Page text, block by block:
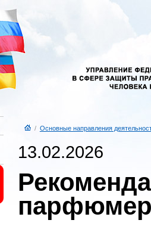
/ Основные направления
13.02.2026